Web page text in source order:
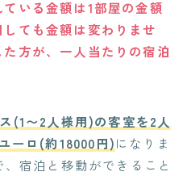
いる金額は1部屋の金額
ても金額は変わりませ
方が、一人当たりの宿泊
(1〜2人様用)の客室を2人
ーロ(約18000円)になりま
宿泊と移動ができること